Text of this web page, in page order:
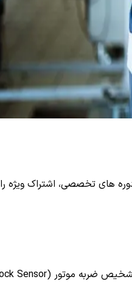
های تخصصی، اشتراک ویژه